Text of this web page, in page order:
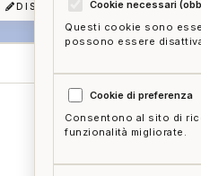
DISEGNA SU MAPPA
Cookie necessari
Questi cookie sono
possono essere
Cookie di preferenza
Consentono al sito di
funzionalità migliorate.